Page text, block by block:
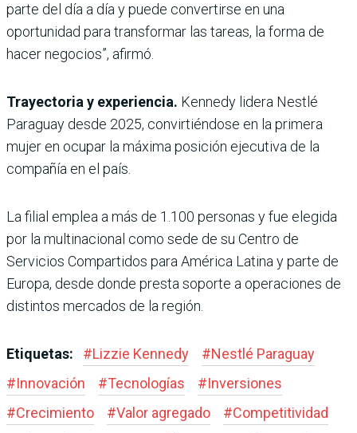
parte del día a día y puede convertirse en una
oportunidad para transformar las tareas, la forma de
hacer negocios”, afirmó.
Trayectoria y experiencia. Kennedy lidera Nestlé
Paraguay desde 2025, convirtiéndose en la primera
mujer en ocupar la máxima posición ejecutiva de la
compañía en el país.
La filial emplea a más de 1.100 personas y fue elegida
por la multinacional como sede de su Centro de
Servicios Compartidos para América Latina y parte de
Europa, desde donde presta soporte a operaciones de
distintos mercados de la región.
Etiquetas: #Lizzie Kennedy #Nestlé Paraguay
#Innovación #Tecnologías #Inversiones
#Crecimiento #Valor agregado #Competitividad